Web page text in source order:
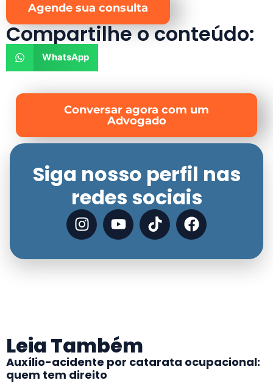
Agende sua consulta
Compartilhe o conteúdo:
WhatsApp
Conversar agora com um
Advogado
Siga nosso perfil nas
redes sociais
Leia Também
Auxílio-acidente por catarata ocupacional:
quem tem direito